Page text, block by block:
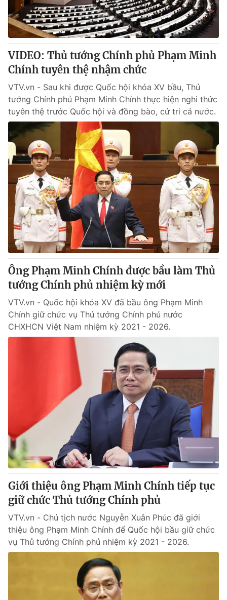
Sản phẩm
Thị trường
Tư vấn
Lịch phát sóng
Chuyên mục khác
Emagazine Podcast
Photo Infographic
Video Shorts video
VTV Money VTV Thể thao
VTV Sức khoẻ Bất động sản
Thị trường 24h Tấm lòng Việt
VTV4 Vươn mình bằng AI
VTV9 VTV8
Liên hệ tòa soạn English
Theo dõi báo trên
Cơ quan chủ quản:Đài Truyền hình Việt Nam
Cơ quan báo chí:Thời báo VTV
Giấy phép hoạt động báo in và báo điện tử số 483/GP-BTTTT
cấp ngày 29/12/2023
Tổng Biên tập: Vũ Thanh Thủy
Phó Tổng Biên tập: Nguyễn Thị Mỹ Hạnh, Phạm Quốc Thắng,
Tổng đài VTV:
024.38 355 931 - 024.38 355 932
Ðiện thoại Thời báo VTV: 024.66 897 897
Email:toasoan@vtv.vn
024-7300.7108
VIDEO: Thủ tướng Chính phủ Phạm Minh
Chính tuyên thệ nhậm chức
VTV.vn - Sau khi được Quốc hội khóa XV bầu, Thủ
tướng Chính phủ Phạm Minh Chính thực hiện nghi thức
tuyên thệ trước Quốc hội và đồng bào, cử tri cả nước.
Ông Phạm Minh Chính được bầu làm Thủ
tướng Chính phủ nhiệm kỳ mới
VTV.vn - Quốc hội khóa XV đã bầu ông Phạm Minh
Chính giữ chức vụ Thủ tướng Chính phủ nước
CHXHCN Việt Nam nhiệm kỳ 2021 - 2026.
Giới thiệu ông Phạm Minh Chính tiếp tục
giữ chức Thủ tướng Chính phủ
VTV.vn - Chủ tịch nước Nguyễn Xuân Phúc đã giới
thiệu ông Phạm Minh Chính để Quốc hội bầu giữ chức
vụ Thủ tướng Chính phủ nhiệm kỳ 2021 - 2026.